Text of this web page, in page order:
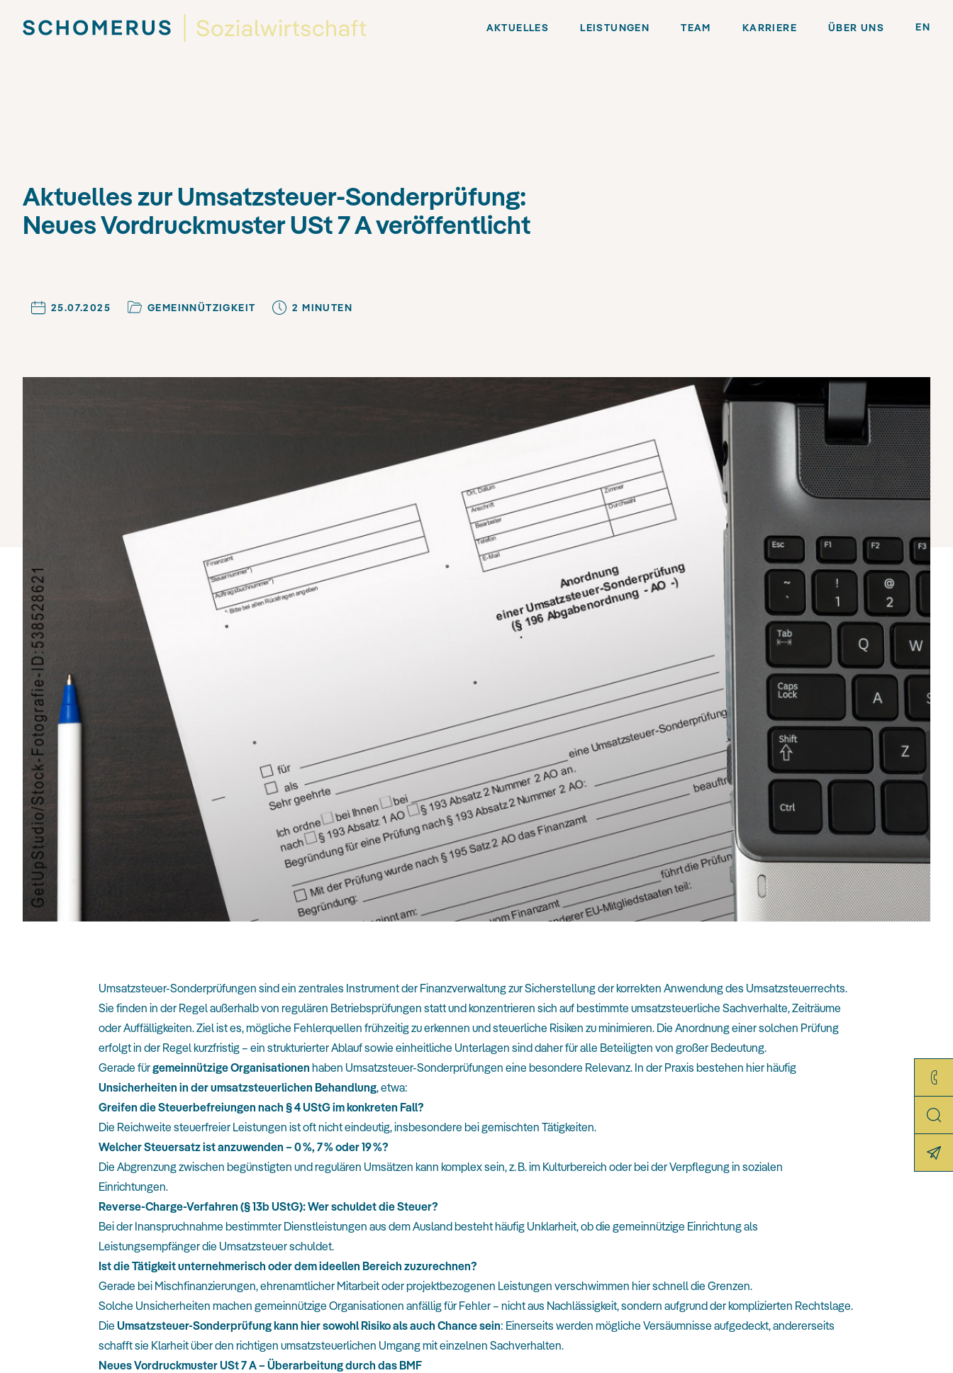
AKTUELLES LEISTUNGEN TEAM KARRIERE ÜBER UNS EN
Aktuelles zur Umsatzsteuer-Sonderprüfung:
Neues Vordruckmuster USt 7 A veröffentlicht
25.07.2025 GEMEINNÜTZIGKEIT 2 MINUTEN
Umsatzsteuer-Sonderprüfungen sind ein zentrales Instrument der Finanzverwaltung zur Sicherstellung der korrekten Anwendung des Umsatzsteuerrechts.
Sie finden in der Regel außerhalb von regulären Betriebsprüfungen statt und konzentrieren sich auf bestimmte umsatzsteuerliche Sachverhalte, Zeiträume
oder Auffälligkeiten. Ziel ist es, mögliche Fehlerquellen frühzeitig zu erkennen und steuerliche Risiken zu minimieren. Die Anordnung einer solchen Prüfung
erfolgt in der Regel kurzfristig – ein strukturierter Ablauf sowie einheitliche Unterlagen sind daher für alle Beteiligten von großer Bedeutung.
Gerade fürgemeinnützige Organisationen haben Umsatzsteuer-Sonderprüfungen eine besondere Relevanz. In der Praxis bestehen hier häufig
Unsicherheiten in der umsatzsteuerlichen Behandlung, etwa:
Greifen die Steuerbefreiungen nach § 4 UStG im konkreten Fall?
Die Reichweite steuerfreier Leistungen ist oft nicht eindeutig, insbesondere bei gemischten Tätigkeiten.
Welcher Steuersatz ist anzuwenden – 0 %, 7 % oder 19 %?
Die Abgrenzung zwischen begünstigten und regulären Umsätzen kann komplex sein, z. B. im Kulturbereich oder bei der Verpflegung in sozialen
Einrichtungen.
Reverse-Charge-Verfahren (§ 13b UStG): Wer schuldet die Steuer?
Bei der Inanspruchnahme bestimmter Dienstleistungen aus dem Ausland besteht häufig Unklarheit, ob die gemeinnützige Einrichtung als
Leistungsempfänger die Umsatzsteuer schuldet.
Ist die Tätigkeit unternehmerisch oder dem ideellen Bereich zuzurechnen?
Gerade bei Mischfinanzierungen, ehrenamtlicher Mitarbeit oder projektbezogenen Leistungen verschwimmen hier schnell die Grenzen.
Solche Unsicherheiten machen gemeinnützige Organisationen anfällig für Fehler – nicht aus Nachlässigkeit, sondern aufgrund der komplizierten Rechtslage.
Die Umsatzsteuer-Sonderprüfung kann hier sowohl Risiko als auch Chance sein: Einerseits werden mögliche Versäumnisse aufgedeckt, andererseits
schafft sie Klarheit über den richtigen umsatzsteuerlichen Umgang mit einzelnen Sachverhalten.
Neues Vordruckmuster USt 7 A – Überarbeitung durch das BMF